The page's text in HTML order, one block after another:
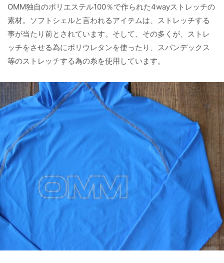
OMM独自のポリエステル100％で作られた4wayストレッチの
素材。ソフトシェルと言われるアイテムは、ストレッチする
事が当たり前とされています。そして、その多くが、ストレ
ッチをさせる為にポリウレタンを使ったり、スパンデックス
等のストレッチする為の糸を使用しています。